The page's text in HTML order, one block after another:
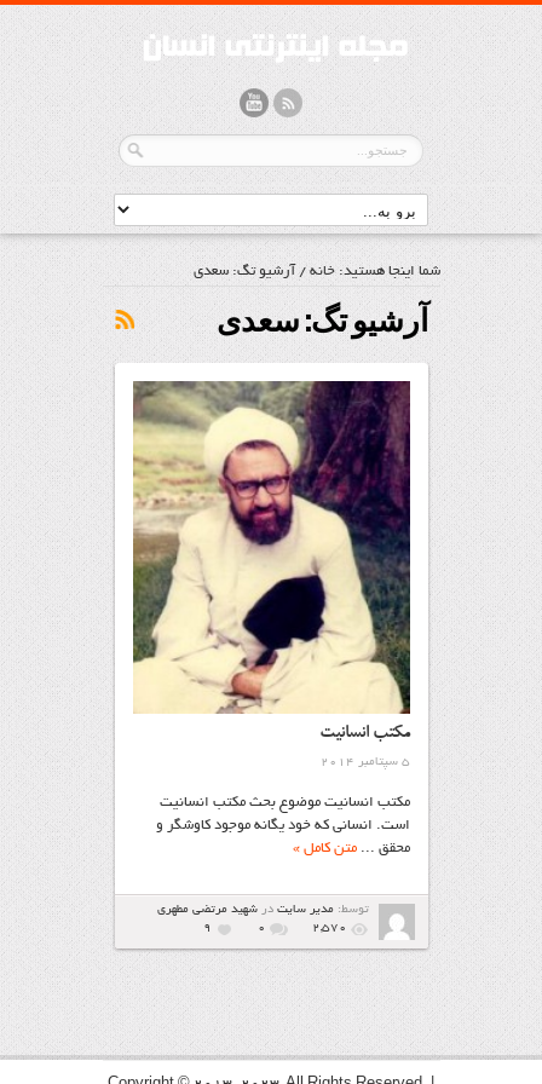
شما اینجا هستید:خانه/ آرشیو تگ: سعدی
آرشیو تگ:سعدی
مكتب انسانیت
5 سپتامبر 2014
مكتب انسانیت موضوع بحث مكتب انسانیت
است. انسانی كه خود یگانه موجود كاوشگر و
محقق ...متن کامل »
توسط: مدیر سایتدرشهيد مرتضي مطهري
2,570
۰ 9